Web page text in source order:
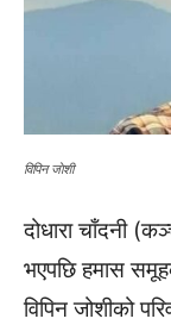
विपिन जाेशी
दोधारा चाँदनी
भएपछि हमास
विपिन जोशीको